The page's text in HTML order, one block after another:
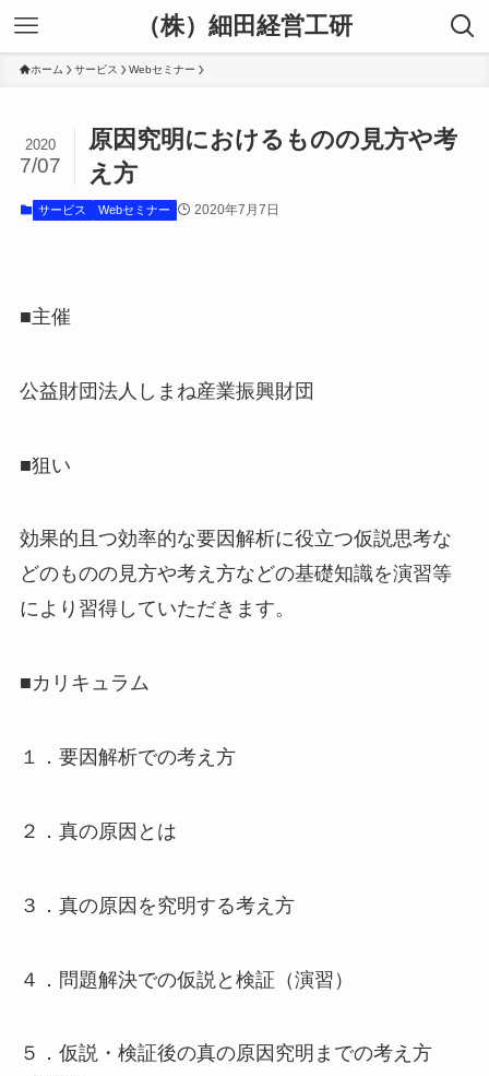
（株）細田経営工研
ホーム サービス Webセミナー
原因究明におけるものの見方や考
え方
2020
7/07
サービス Webセミナー 2020年7月7日
■主催
公益財団法人しまね産業振興財団
■狙い
効果的且つ効率的な要因解析に役立つ仮説思考な
どのものの見方や考え方などの基礎知識を演習等
により習得していただきます。
■カリキュラム
１．要因解析での考え方
２．真の原因とは
３．真の原因を究明する考え方
４．問題解決での仮説と検証（演習）
５．仮説・検証後の真の原因究明までの考え方